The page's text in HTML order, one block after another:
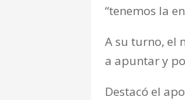
“tenemos la
A su turno, el
a apuntar y
Destacó el